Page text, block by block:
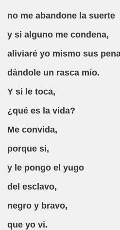
no me abandone la suerte
y si alguno me condena,
aliviaré yo mismo sus
dándole un rasca mío.
Y si le toca,
¿qué es la vida?
Me convida,
porque sí,
y le pongo el yugo
del esclavo,
negro y bravo,
que yo vi.
Romero, Trad. Félix Gende)
Romero, Trad. Zuriñe Dieste)
Romero, Trad. Cathy Sigal)
Romero)
25 Agosto 2019 (Caranva
Infantiloide de la España de
al Pueblo)
al Internado)